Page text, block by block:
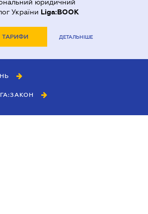
юридичний
України Liga:BOOK
ТАРИФИ ДЕТАЛЬНІШЕ